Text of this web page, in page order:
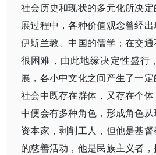
社会历史和现状的多元化所决
展过程中，各种价值观念曾经出
伊斯兰教、中国的儒学；在交
很困难，由此地缘决定性盛行
展，各小中文化之间产生了一
社会中既存在群体，又存在个
中便会有多种角色，形成角色
资本家，剥削工人，但他是基
的慈善活动，他是民族主义者